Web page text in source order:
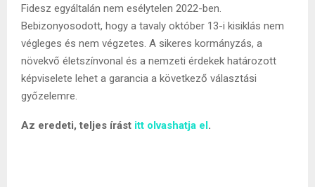
Fidesz egyáltalán nem esélytelen 2022-ben.
Bebizonyosodott, hogy a tavaly október 13-i kisiklás nem
végleges és nem végzetes. A sikeres kormányzás, a
növekvő életszínvonal és a nemzeti érdekek határozott
képviselete lehet a garancia a következő választási
győzelemre.
Az eredeti, teljes írást itt olvashatja el.